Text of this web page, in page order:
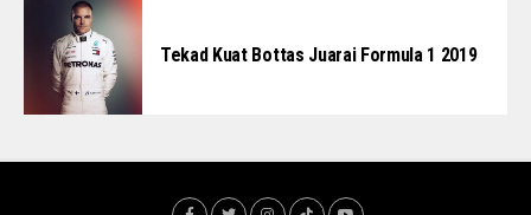
Tekad Kuat Bottas Juarai Formula 1 2019